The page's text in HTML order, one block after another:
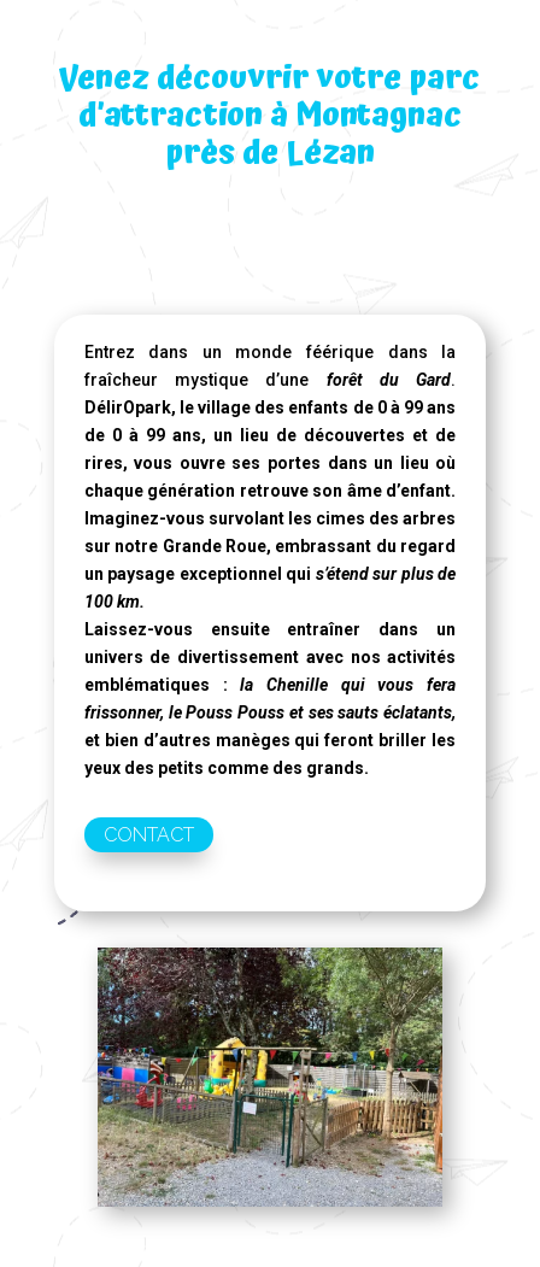
Venez découvrir votre parc
d’attraction à Montagnac
près de Lézan
Entrez dans un monde féérique dans la
fraîcheur mystique d’une forêt du Gard.
DélirOpark, le village des enfants de 0 à 99 ans
de 0 à 99 ans, un lieu de découvertes et de
rires, vous ouvre ses portes dans un lieu où
chaque génération retrouve son âme d’enfant.
Imaginez-vous survolant les cimes des arbres
sur notre Grande Roue, embrassant du regard
un paysage exceptionnel qui s’étend sur plus de
100 km.
Laissez-vous ensuite entraîner dans un
univers de divertissement avec nos activités
emblématiques :la Chenille qui vous fera
frissonner, le Pouss Pouss et ses sauts éclatants,
et bien d’autres manèges qui feront briller les
yeux des petits comme des grands.
CONTACT